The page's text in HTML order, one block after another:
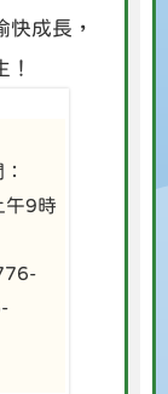
快成長，
午9時